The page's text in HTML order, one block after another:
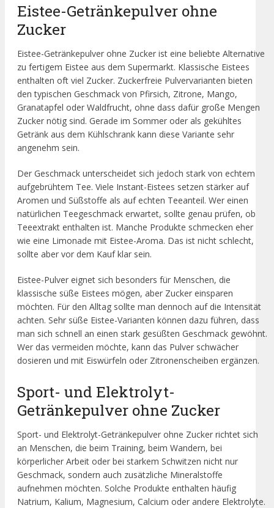
Eistee-Getränkepulver ohne
Zucker
Eistee-Getränkepulver ohne Zucker ist eine beliebte Alternative
zu fertigem Eistee aus dem Supermarkt. Klassische Eistees
enthalten oft viel Zucker. Zuckerfreie Pulvervarianten bieten
den typischen Geschmack von Pfirsich, Zitrone, Mango,
Granatapfel oder Waldfrucht, ohne dass dafür große Mengen
Zucker nötig sind. Gerade im Sommer oder als gekühltes
Getränk aus dem Kühlschrank kann diese Variante sehr
angenehm sein.
Der Geschmack unterscheidet sich jedoch stark von echtem
aufgebrühtem Tee. Viele Instant-Eistees setzen stärker auf
Aromen und Süßstoffe als auf echten Teeanteil. Wer einen
natürlichen Teegeschmack erwartet, sollte genau prüfen, ob
Teeextrakt enthalten ist. Manche Produkte schmecken eher
wie eine Limonade mit Eistee-Aroma. Das ist nicht schlecht,
sollte aber vor dem Kauf klar sein.
Eistee-Pulver eignet sich besonders für Menschen, die
klassische süße Eistees mögen, aber Zucker einsparen
möchten. Für den Alltag sollte man dennoch auf die Intensität
achten. Sehr süße Eistee-Varianten können dazu führen, dass
man sich schnell an einen stark gesüßten Geschmack gewöhnt.
Wer das vermeiden möchte, kann das Pulver schwächer
dosieren und mit Eiswürfeln oder Zitronenscheiben ergänzen.
Sport- und Elektrolyt-
Getränkepulver ohne Zucker
Sport- und Elektrolyt-Getränkepulver ohne Zucker richtet sich
an Menschen, die beim Training, beim Wandern, bei
körperlicher Arbeit oder bei starkem Schwitzen nicht nur
Geschmack, sondern auch zusätzliche Mineralstoffe
aufnehmen möchten. Solche Produkte enthalten häufig
Natrium, Kalium, Magnesium, Calcium oder andere Elektrolyte.